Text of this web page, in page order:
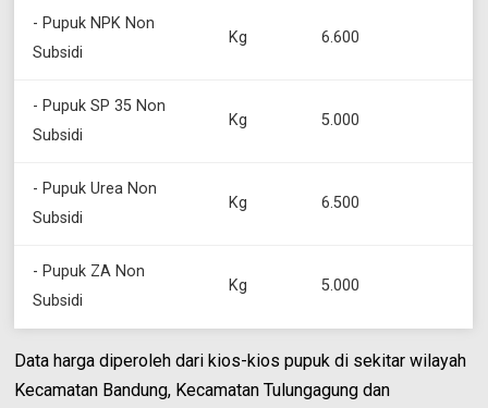
- Pupuk NPK Non
Subsidi
Kg 6.600
- Pupuk SP 35 Non
Subsidi
Kg 5.000
- Pupuk Urea Non
Subsidi
Kg 6.500
- Pupuk ZA Non
Subsidi
Kg 5.000
Data harga diperoleh dari kios-kios pupuk di sekitar wilayah
Kecamatan Bandung, Kecamatan Tulungagung dan